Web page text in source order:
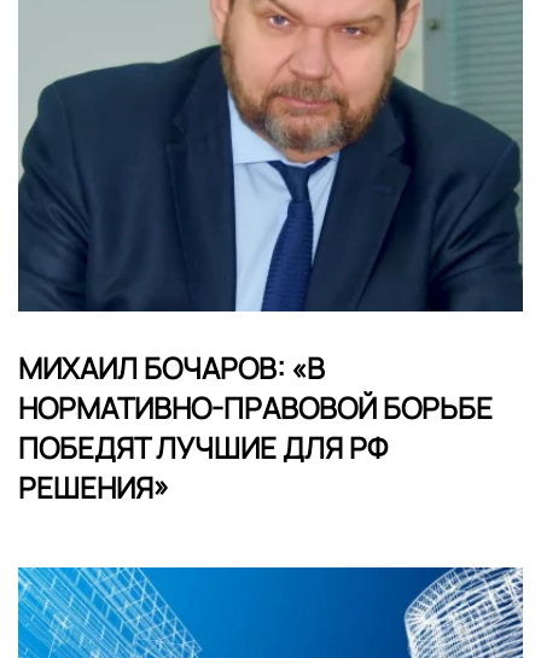
МИХАИЛ БОЧАРОВ: «В
НОРМАТИВНО-ПРАВОВОЙ БОРЬБЕ
ПОБЕДЯТ ЛУЧШИЕ ДЛЯ РФ
РЕШЕНИЯ»